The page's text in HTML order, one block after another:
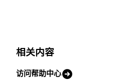
相关内容
访问帮助中心